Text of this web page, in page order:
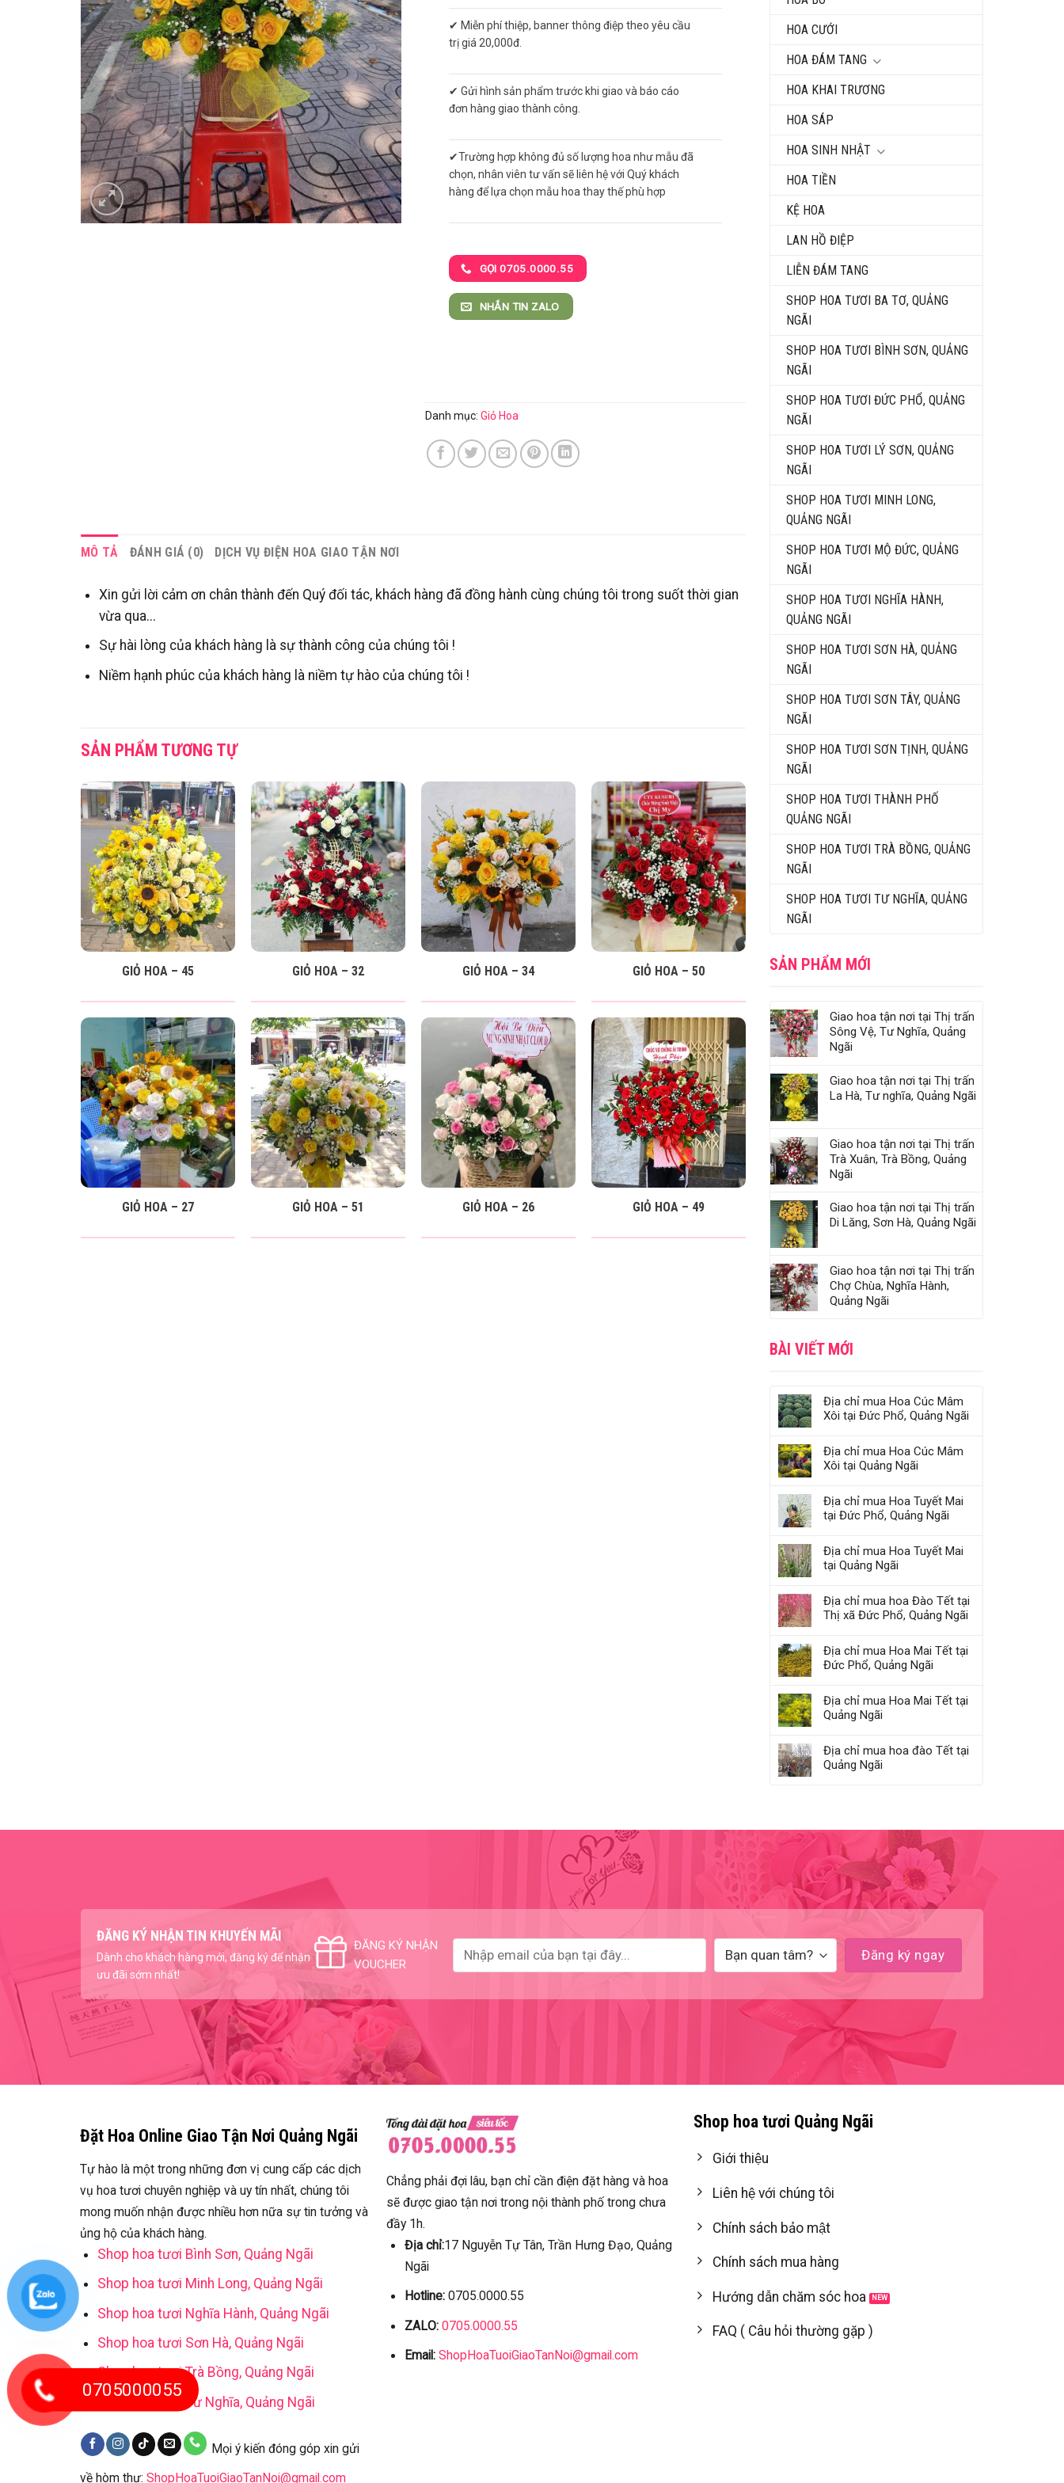
HOA CƯỚI
HOA ĐÁM TANG
HOA KHAI TRƯƠNG
HOA SÁP
HOA SINH NHẬT
HOA TIỀN
KỆ HOA
LAN HỒ ĐIỆP
LIỄN ĐÁM TANG
SHOP HOA TƯƠI BA TƠ, QUẢNG
NGÃI
SHOP HOA TƯƠI BÌNH SƠN, QUẢNG
NGÃI
SHOP HOA TƯƠI ĐỨC PHỔ, QUẢNG
NGÃI
SHOP HOA TƯƠI LÝ SƠN, QUẢNG
NGÃI
SHOP HOA TƯƠI MINH LONG,
QUẢNG NGÃI
SHOP HOA TƯƠI MỘ ĐỨC, QUẢNG
NGÃI
SHOP HOA TƯƠI NGHĨA HÀNH,
QUẢNG NGÃI
SHOP HOA TƯƠI SƠN HÀ, QUẢNG
NGÃI
SHOP HOA TƯƠI SƠN TÂY, QUẢNG
NGÃI
SHOP HOA TƯƠI SƠN TỊNH, QUẢNG
NGÃI
SHOP HOA TƯƠI THÀNH PHỐ
QUẢNG NGÃI
SHOP HOA TƯƠI TRÀ BỒNG, QUẢNG
NGÃI
SHOP HOA TƯƠI TƯ NGHĨA, QUẢNG
NGÃI
SẢN PHẨM MỚI
Giao hoa tận nơi tại Thị trấn
Sông Vệ, Tư Nghĩa, Quảng
Ngãi
Giao hoa tận nơi tại Thị trấn
La Hà, Tư nghĩa, Quảng Ngãi
Giao hoa tận nơi tại Thị trấn
Trà Xuân, Trà Bồng, Quảng
Ngãi
Giao hoa tận nơi tại Thị trấn
Di Lăng, Sơn Hà, Quảng Ngãi
Giao hoa tận nơi tại Thị trấn
Chợ Chùa, Nghĩa Hành,
Quảng Ngãi
BÀI VIẾT MỚI
Địa chỉ mua Hoa Cúc Mâm
Xôi tại Đức Phổ, Quảng Ngãi
Địa chỉ mua Hoa Cúc Mâm
Xôi tại Quảng Ngãi
Địa chỉ mua Hoa Tuyết Mai
tại Đức Phổ, Quảng Ngãi
Địa chỉ mua Hoa Tuyết Mai
tại Quảng Ngãi
Địa chỉ mua hoa Đào Tết tại
Thị xã Đức Phổ, Quảng Ngãi
Địa chỉ mua Hoa Mai Tết tại
Đức Phổ, Quảng Ngãi
Địa chỉ mua Hoa Mai Tết tại
Quảng Ngãi
Địa chỉ mua hoa đào Tết tại
Quảng Ngãi
✔ Miễn phí thiệp, banner thông điệp theo yêu cầu
trị giá 20,000đ.
✔ Gửi hình sản phẩm trước khi giao và báo cáo
đơn hàng giao thành công.
✔Trường hợp không đủ số lượng hoa như mẫu đã
chọn, nhân viên tư vấn sẽ liên hệ với Quý khách
hàng để lựa chọn mẫu hoa thay thế phù hợp
GỌI 0705.0000.55
NHẮN TIN ZALO
Danh mục: Giỏ Hoa
MÔ TẢ ĐÁNH GIÁ (0) DỊCH VỤ ĐIỆN HOA GIAO TẬN NƠI
Xin gửi lời cảm ơn chân thành đến Quý đối tác, khách hàng đã đồng hành cùng chúng tôi trong suốt thời gian
vừa qua...
Sự hài lòng của khách hàng là sự thành công của chúng tôi !
Niềm hạnh phúc của khách hàng là niềm tự hào của chúng tôi !
SẢN PHẨM TƯƠNG TỰ
GIỎ HOA – 45 GIỎ HOA – 32 GIỎ HOA – 34 GIỎ HOA – 50
GIỎ HOA – 27 GIỎ HOA – 51 GIỎ HOA – 26 GIỎ HOA – 49
ĐĂNG KÝ NHẬN TIN KHUYẾN MÃI
Dành cho khách hàng mới, đăng ký để nhận
ưu đãi sớm nhất!
ĐĂNG KÝ NHẬN
VOUCHER
Đặt Hoa Online Giao Tận Nơi Quảng Ngãi
Tự hào là một trong những đơn vị cung cấp các dịch
vụ hoa tươi chuyên nghiệp và uy tín nhất, chúng tôi
mong muốn nhận được nhiều hơn nữa sự tin tưởng và
ủng hộ của khách hàng.
Shop hoa tươi Bình Sơn, Quảng Ngãi
Shop hoa tươi Minh Long, Quảng Ngãi
Shop hoa tươi Nghĩa Hành, Quảng Ngãi
Shop hoa tươi Sơn Hà, Quảng Ngãi
Shop hoa tươi Trà Bồng, Quảng Ngãi
Shop hoa tươi Tư Nghĩa, Quảng Ngãi
Mọi ý kiến đóng góp xin gửi
về hòm thư: ShopHoaTuoiGiaoTanNoi@gmail.com
Chẳng phải đợi lâu, bạn chỉ cần điện đặt hàng và hoa
sẽ được giao tận nơi trong nội thành phố trong chưa
đầy 1h.
Địa chỉ:17 Nguyễn Tự Tân, Trần Hưng Đạo, Quảng
Ngãi
Hotline:0705.0000.55
ZALO: 0705.0000.55
Email: ShopHoaTuoiGiaoTanNoi@gmail.com
Shop hoa tươi Quảng Ngãi
Giới thiệu
Liên hệ với chúng tôi
Chính sách bảo mật
Chính sách mua hàng
Hướng dẫn chăm sóc hoa
FAQ ( Câu hỏi thường gặp )
0705000055